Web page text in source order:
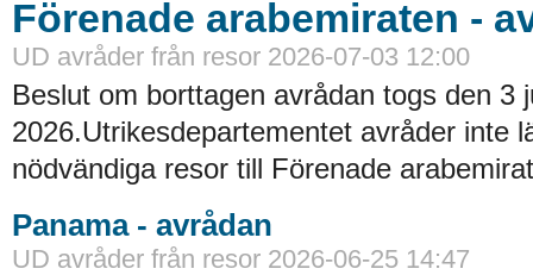
Förenade arabemiraten -
UD avråder från resor 2026-07-03 12:00
Beslut om borttagen avrådan togs den 3
2026.Utrikesdepartementet avråder inte
nödvändiga resor till Förenade
Panama - avrådan
UD avråder från resor 2026-06-25 14:47